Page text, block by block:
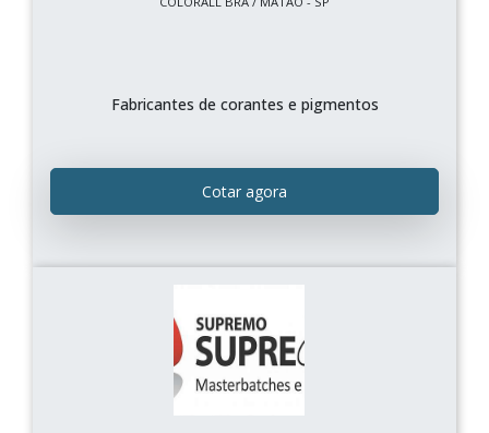
Fabricantes de corantes e pigmentos
Cotar agora